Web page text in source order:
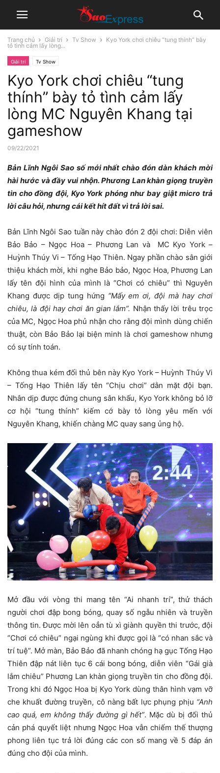
Trang chủ Giải trí Tv Show
Kyo York chơi chiêu “tung thính” bày
tỏ tình cảm lấy lòng...
Giải trí Tv Show
Kyo York chơi chiêu “tung
thính” bày tỏ tình cảm lấy
lòng MC Nguyên Khang tại
gameshow
09/22/2021
Bản Lĩnh Ngôi Sao số mới nhất chào đón dàn khách mời
hài hước và đầy vui nhộn. Phương Lan khàn giọng truyền
tin cho đồng đội, Kyo York phóng như bay giật micro trả
lời câu hỏi, nhưng cái kết hít đất vì trả lời sai.
Bản Lĩnh Ngôi Sao tuần này chào đón 2 đội chơi: Diễn viên
Bảo Bảo – Ngọc Hoa – Phương Lan và MC Kyo York –
Huỳnh Thúy Vi – Tống Hạo Thiên. Ngay phần chào sân giới
thiệu khách mời, khi nghe Bảo bảo, Ngọc Hoa, Phương Lan
lấy tên đội hình của mình là “Chơi có chiêu” thì Nguyên
Khang được dịp tung hứng “Mấy em ơi, đội mà hay chơi
chiêu, là đội hay chơi ăn gian lắm”. Nhận thấy lời trêu trọc
của MC, Ngọc Hoa phủ nhận cho rằng đội mình dùng chiến
thuật, còn Bảo Bảo lại biện minh là chơi gameshow nhưng
có sự tính toán.
Không thua kém đối thủ bên này Kyo York – Huỳnh Thúy Vi
– Tống Hạo Thiên lấy tên “Chịu chơi” dằn mặt đội bạn.
Nhân dịp được đứng chung sân khấu, Kyo York không bỏ lỡ
cơ hội “tung thính” kiếm cớ bày tỏ lòng yêu mến với
Nguyên Khang, khiến chàng MC quay sang ủng hộ.
Mở đầu với vòng thi mang tên “Ai nhanh trí”, thử thách
người chơi đập bong bóng, quay số ngẫu nhiên và truyền
thông tin. Được mời lên oẳn tù xì giành quyền thi trước, đội
“Chơi có chiêu” ngại ngùng khi được gọi là “có nhan sắc và
trí tuệ”. Mở màn, Bảo Bảo đã nhanh chóng hạ gục Tống Hạo
Thiên đập nát liên tục 6 cái bong bóng, diễn viên “Gái già
lắm chiêu” Phương Lan khàn giọng truyền tin cho đồng đội.
Trong khi đó Ngọc Hoa bị Kyo York dùng thân hình vạm vỡ
che khuất đường truyền, cô nàng bất lực phụng phịu “Anh
cao quá, em không thấy đường gì hết”. Mặc dù bị đối thủ
cản phá quyết liệt nhưng Ngọc Hoa vẫn chiếm thế thượng
phong liên tục trả lời đúng các con số mang về 5 đáp án
đúng cho đội của mình.